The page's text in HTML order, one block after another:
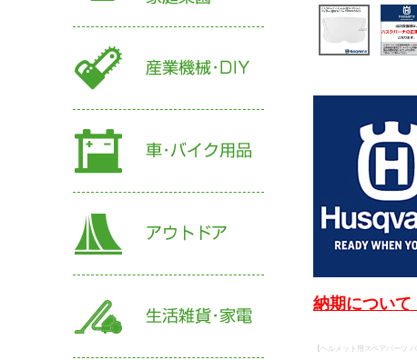
納期について
【ヘルメット用スペアパーツ